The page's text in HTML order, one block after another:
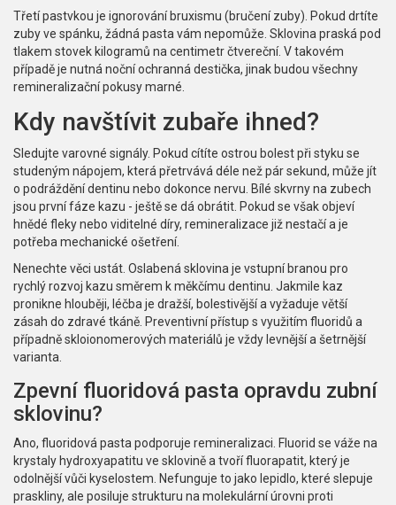
Třetí pastvkou je ignorování bruxismu (bručení zuby). Pokud drtíte
zuby ve spánku, žádná pasta vám nepomůže. Sklovina praská pod
tlakem stovek kilogramů na centimetr čtvereční. V takovém
případě je nutná noční ochranná destička, jinak budou všechny
remineralizační pokusy marné.
Kdy navštívit zubaře ihned?
Sledujte varovné signály. Pokud cítíte ostrou bolest při styku se
studeným nápojem, která přetrvává déle než pár sekund, může jít
o podráždění dentinu nebo dokonce nervu. Bílé skvrny na zubech
jsou první fáze kazu - ještě se dá obrátit. Pokud se však objeví
hnědé fleky nebo viditelné díry, remineralizace již nestačí a je
potřeba mechanické ošetření.
Nenechte věci ustát. Oslabená sklovina je vstupní branou pro
rychlý rozvoj kazu směrem k měkčímu dentinu. Jakmile kaz
pronikne hlouběji, léčba je dražší, bolestivější a vyžaduje větší
zásah do zdravé tkáně. Preventivní přístup s využitím fluoridů a
případně skloionomerových materiálů je vždy levnější a šetrnější
varianta.
Zpevní fluoridová pasta opravdu zubní
sklovinu?
Ano, fluoridová pasta podporuje remineralizaci. Fluorid se váže na
krystaly hydroxyapatitu ve sklovině a tvoří fluorapatit, který je
odolnější vůči kyselostem. Nefunguje to jako lepidlo, které slepuje
praskliny, ale posiluje strukturu na molekulární úrovni proti